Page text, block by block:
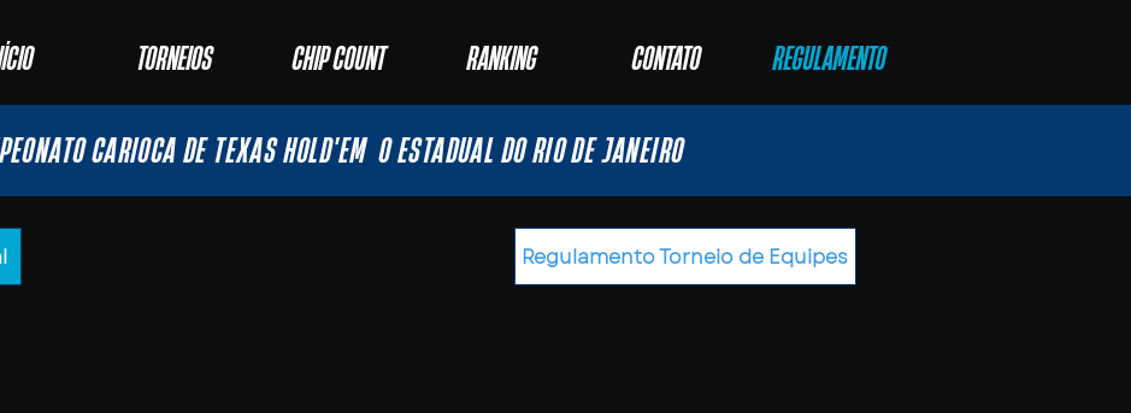
TORNEIOS CHIP COUNT RANKING CONTATO REGULAMENTO
CARIOCA DE TEXAS HOLD'EMO ESTADUAL DO RIO DE JANEIRO
Regulamento Torneio de Equipes